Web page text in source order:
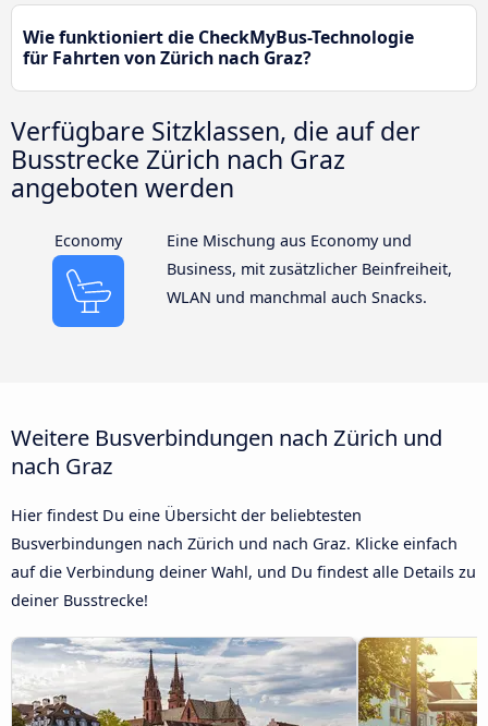
Wie funktioniert die CheckMyBus-Technologie
für Fahrten von Zürich nach Graz?
Verfügbare Sitzklassen, die auf der
Busstrecke Zürich nach Graz
angeboten werden
Economy
Eine Mischung aus Economy und
Business, mit zusätzlicher Beinfreiheit,
WLAN und manchmal auch Snacks.
Weitere Busverbindungen nach Zürich und
nach Graz
Hier findest Du eine Übersicht der beliebtesten
Busverbindungen nach Zürich und nach Graz. Klicke einfach
auf die Verbindung deiner Wahl, und Du findest alle Details zu
deiner Busstrecke!